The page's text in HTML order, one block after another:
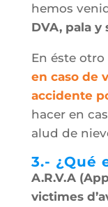
hemos
DVA, pala y
En éste
en caso de
accidente
hacer en
alud de
3.- ¿Qué
A.R.V.A
victimes